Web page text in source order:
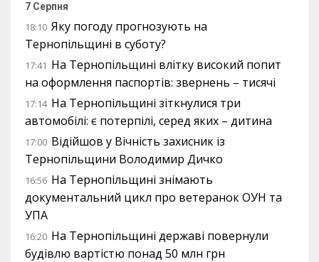
7 Серпня
18:10 Яку погоду прогнозують на
Тернопільщині в суботу?
17:41 На Тернопільщині влітку високий попит
на оформлення паспортів: звернень – тисячі
17:14 На Тернопільщині зіткнулися три
автомобілі: є потерпілі, серед яких – дитина
17:00 Відійшов у Вічність захисник із
Тернопільщини Володимир Дичко
16:56 На Тернопільщині знімають
документальний цикл про ветеранок ОУН та
УПА
16:20 На Тернопільщині державі повернули
будівлю вартістю понад 50 млн грн